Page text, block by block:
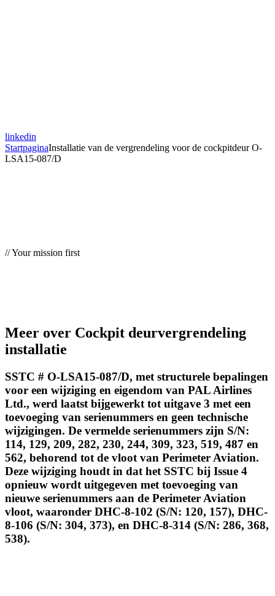
linkedin
StartpaginaInstallatie van de vergrendeling voor de cockpitdeur O-
LSA15-087/D
// Your mission first
Meer over Cockpit deurvergrendeling
installatie
SSTC # O-LSA15-087/D, met structurele bepalingen
voor een wijziging en eigendom van PAL Airlines
Ltd., werd laatst bijgewerkt tot uitgave 3 met een
toevoeging van serienummers en geen technische
wijzigingen. De vermelde serienummers zijn S/N:
114, 129, 209, 282, 230, 244, 309, 323, 519, 487 en
562, behorend tot de vloot van Perimeter Aviation.
Deze wijziging houdt in dat het SSTC bij Issue 4
opnieuw wordt uitgegeven met toevoeging van
nieuwe serienummers aan de Perimeter Aviation
vloot, waaronder DHC-8-102 (S/N: 120, 157), DHC-
8-106 (S/N: 304, 373), en DHC-8-314 (S/N: 286, 368,
538).